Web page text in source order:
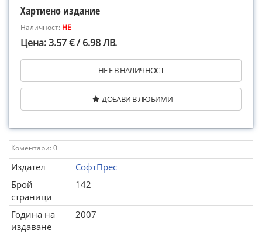
Хартиено издание
Наличност: НЕ
Цена: 3.57 € / 6.98 ЛВ.
НЕ Е В НАЛИЧНОСТ
ДОБАВИ В ЛЮБИМИ
Коментари: 0
Издател
СофтПрес
Брой
страници
142
Година на
издаване
2007